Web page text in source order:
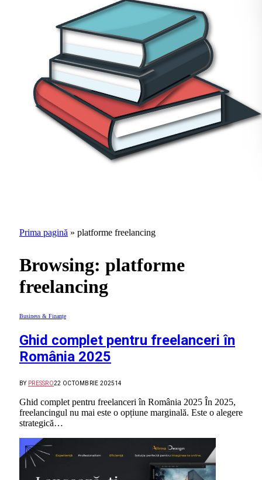
Prima pagină » platforme freelancing
Browsing: platforme
freelancing
Business & Finanțe
Ghid complet pentru freelanceri în
România 2025
BY PRESSRO22 OCTOMBRIE 202514
Ghid complet pentru freelanceri în România 2025 În 2025,
freelancingul nu mai este o opțiune marginală. Este o alegere
strategică…